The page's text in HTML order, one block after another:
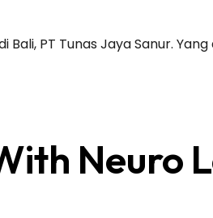
PT Tunas Jaya Sanur. Yang
Neuro